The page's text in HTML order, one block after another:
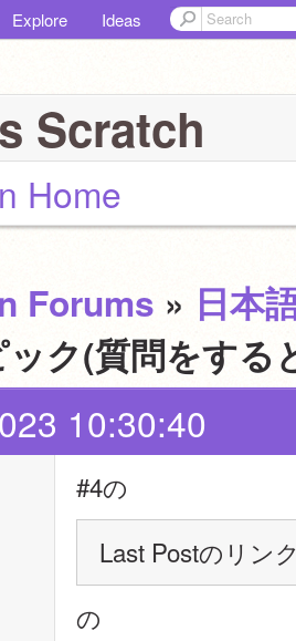
Explore Ideas
Scratch
Home
Forums » 日本
ック(質問をす
10:30:40
#4の
Last Postのリン
の